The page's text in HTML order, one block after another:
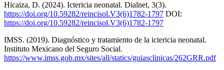
Hicaiza, D. (2024). Ictericia neonatal. Dialnet, 3(3).
https://doi.org/10.59282/reincisol.V3(6)1782-1797 DOI:
https://doi.org/10.59282/reincisol.V3(6)1782-1797
IMSS. (2019). Diagnóstico y tratamiento de la ictericia neonatal.
Instituto Mexicano del Seguro Social.
https://www.imss.gob.mx/sites/all/statics/guiasclinicas/262GRR.pdf